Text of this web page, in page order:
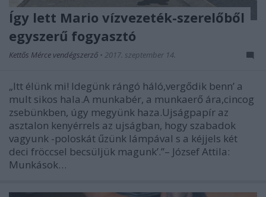
Így lett Mario vízvezeték-szerelőből
egyszerű fogyasztó
Kettős Mérce vendégszerző • 2017. szeptember 14.
„Itt élünk mi! Idegünk rángó háló,vergődik benn’ a
mult sikos hala.A munkabér, a munkaerő ára,cincog
zsebünkben, úgy megyünk haza.Ujságpapír az
asztalon kenyérrels az ujságban, hogy szabadok
vagyunk -poloskát űzünk lámpával s a kéjjels két
deci fröccsel becsüljük magunk’.”– József Attila:
Munkások…